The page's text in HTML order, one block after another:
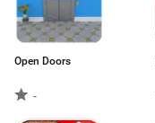
Open Doors
-